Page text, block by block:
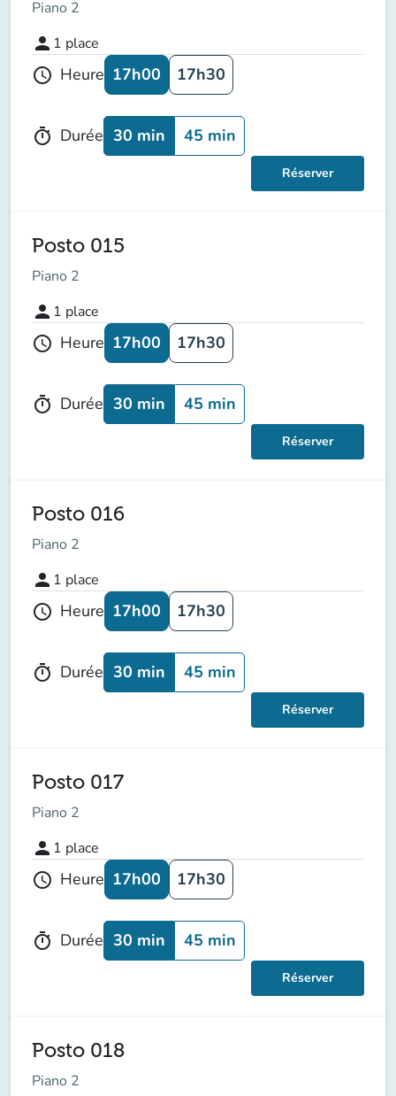
Piano 2
person 1 place
schedule Heure 17h00 17h30
timer Durée 30 min 45 min
Réserver
Posto 015
Piano 2
person 1 place
schedule Heure 17h00 17h30
timer Durée 30 min 45 min
Réserver
Posto 016
Piano 2
person 1 place
schedule Heure 17h00 17h30
timer Durée 30 min 45 min
Réserver
Posto 017
Piano 2
person 1 place
schedule Heure 17h00 17h30
timer Durée 30 min 45 min
Réserver
Posto 018
Piano 2